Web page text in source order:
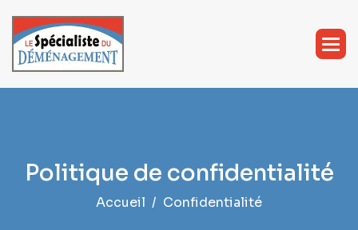
Politique de confidentialité
Accueil Confidentialité